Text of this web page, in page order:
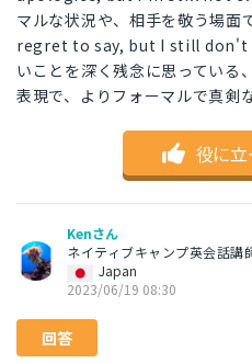
マルな状況や、相手を敬う場面
regret to say, but I still don't
いことを深く残念に思っている
表現で、よりフォーマルで真剣
役に立
Kenさん
ネイティブキャンプ英会話講
Japan
2023/06/19 08:30
回答